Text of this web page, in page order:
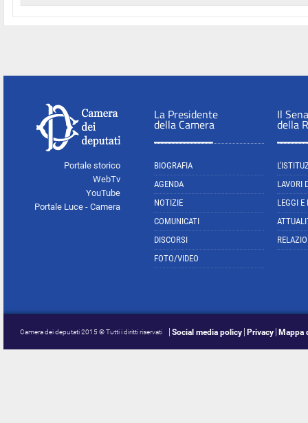
Portale storico
WebTv
YouTube
Portale Luce - Camera
La Presidente
della Camera
BIOGRAFIA
AGENDA
NOTIZIE
COMUNICATI
DISCORSI
FOTO/VIDEO
Il
della
LAVORI
LEGGI E
Camera dei deputati 2015 © Tutti i diritti riservati Social media policy Privacy Mappa